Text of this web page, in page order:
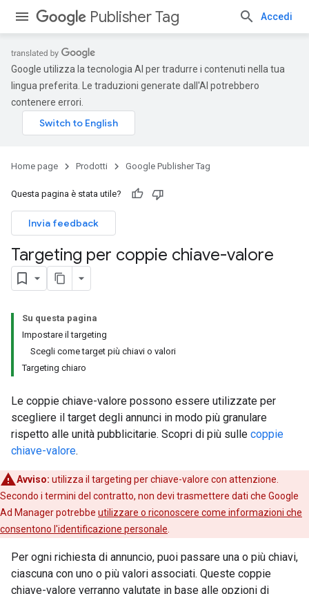
Publisher Tag Accedi
Google utilizza la tecnologia AI per tradurre i contenuti nella tua
lingua preferita. Le traduzioni generate dall'AI potrebbero
contenere errori.
Home page Prodotti Google Publisher Tag
Questa pagina è stata utile?
Invia feedback
Targeting per coppie chiave-valore
Su questa pagina
Impostare il targeting
Scegli come target più chiavi o valori
Targeting chiaro
Le coppie chiave-valore possono essere utilizzate per
scegliere il target degli annunci in modo più granulare
rispetto alle unità pubblicitarie. Scopri di più sulle coppie
chiave-valore.
Avviso: utilizza il targeting per chiave-valore con attenzione.
Secondo i termini del contratto, non devi trasmettere dati che Google
Ad Manager potrebbe utilizzare o riconoscere come informazioni che
consentono l'identificazione personale
Per ogni richiesta di annuncio, puoi passare una o più chiavi,
ciascuna con uno o più valori associati. Queste coppie
chiave-valore verranno valutate in base alle opzioni di